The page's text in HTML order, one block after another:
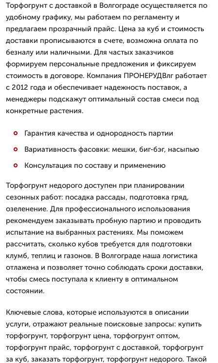
Торфогрунт с доставкой в Волгограде осуществляется по
удобному графику, мы работаем по регламенту и
предлагаем прозрачный прайс. Цена за куб и стоимость
доставки прописываются в счете, возможна оплата по
безналу или наличными. Для частых заказчиков
формируем персональные предложения и фиксируем
стоимость в договоре. Компания ПРОНЕРУДВлг работает
с 2012 года и обеспечивает надежность поставок, а
менеджеры подскажут оптимальный состав смеси под
конкретные растения.
Гарантия качества и однородность партии
Вариативность фасовки: мешки, биг-бэг, насыпью
Консультация по составу и применению
Торфогрунт недорого доступен при планировании
сезонных работ: посадка рассады, подготовка гряд,
озеленение. Для профессионального использования
рекомендуем заказывать пробную партию и проводить
испытание на выбранных растениях. Мы поможем
рассчитать, сколько кубов требуется для подготовки
клумб, теплиц и газонов. В Волгограде наша логистика
отлажена и позволяет точно соблюдать сроки доставки,
чтобы смесь поступала к клиенту в оптимальном
состоянии.
Ключевые слова, которые используются в описании
услуги, отражают реальные поисковые запросы: купить
торфогрунт, торфогрунт цена, торфогрунт оптом,
торфогрунт прайс, торфогрунт с доставкой, торфогрунт
за куб, заказать торфогрунт, торфогрунт недорого. Такой